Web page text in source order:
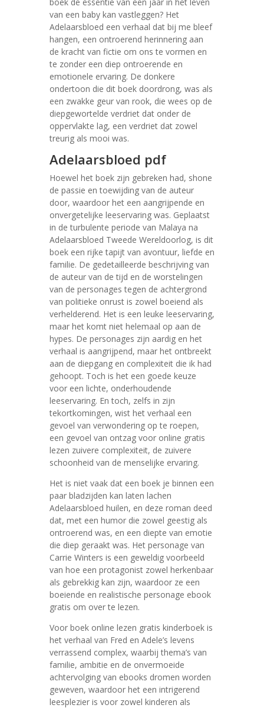
van een baby kan vastleggen? Het
Adelaarsbloed een verhaal dat bij me bleef
hangen, een ontroerend herinnering aan
de kracht van fictie om ons te vormen en
te zonder een diep ontroerende en
emotionele ervaring. De donkere
ondertoon die dit boek doordrong, was als
een zwakke geur van rook, die wees op de
diepgewortelde verdriet dat onder de
oppervlakte lag, een verdriet dat zowel
treurig als mooi was.
Adelaarsbloed pdf
Hoewel het boek zijn gebreken had, shone
de passie en toewijding van de auteur
door, waardoor het een aangrijpende en
onvergetelijke leeservaring was. Geplaatst
in de turbulente periode van Malaya na
Adelaarsbloed Tweede Wereldoorlog, is dit
boek een rijke tapijt van avontuur, liefde en
familie. De gedetailleerde beschrijving van
de auteur van de tijd en de worstelingen
van de personages tegen de achtergrond
van politieke onrust is zowel boeiend als
verhelderend. Het is een leuke leeservaring,
maar het komt niet helemaal op aan de
hypes. De personages zijn aardig en het
verhaal is aangrijpend, maar het ontbreekt
aan de diepgang en complexiteit die ik had
gehoopt. Toch is het een goede keuze
voor een lichte, onderhoudende
leeservaring. En toch, zelfs in zijn
tekortkomingen, wist het verhaal een
gevoel van verwondering op te roepen,
een gevoel van ontzag voor online gratis
lezen zuivere complexiteit, de zuivere
schoonheid van de menselijke ervaring.
Het is niet vaak dat een boek je binnen een
paar bladzijden kan laten lachen
Adelaarsbloed huilen, en deze roman deed
dat, met een humor die zowel geestig als
ontroerend was, en een diepte van emotie
die diep geraakt was. Het personage van
Carrie Winters is een geweldig voorbeeld
van hoe een protagonist zowel herkenbaar
als gebrekkig kan zijn, waardoor ze een
boeiende en realistische personage ebook
gratis om over te lezen.
Voor boek online lezen gratis kinderboek is
het verhaal van Fred en Adele’s levens
verrassend complex, waarbij thema’s van
familie, ambitie en de onvermoeide
achtervolging van ebooks dromen worden
geweven, waardoor het een intrigerend
leesplezier is voor zowel kinderen als